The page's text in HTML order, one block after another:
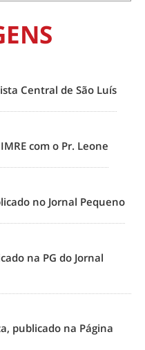
Central de São Luís
com o Pr. Leone
no Jornal Pequeno
na PG do Jornal
publicado na Página